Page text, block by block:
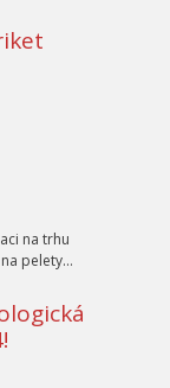
na trhu
pelety…